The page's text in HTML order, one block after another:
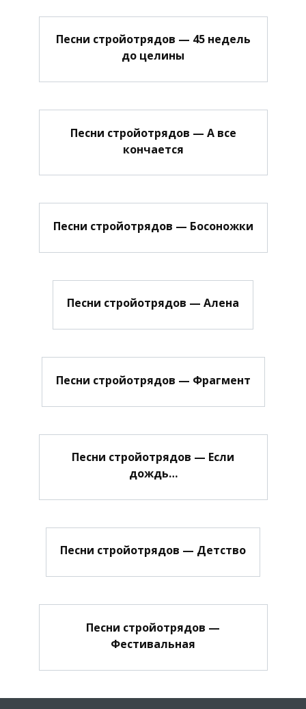
Песни стройотрядов — 45 недель
до целины
Песни стройотрядов — А все
кончается
Песни стройотрядов — Босоножки
Песни стройотрядов — Алена
Песни стройотрядов — Фрагмент
Песни стройотрядов — Если
дождь…
Песни стройотрядов — Детство
Песни стройотрядов —
Фестивальная